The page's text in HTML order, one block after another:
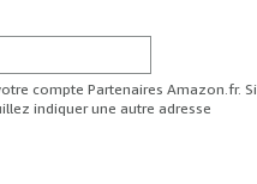
compte Partenaires Amazon.fr. Si
indiquer une autre adresse